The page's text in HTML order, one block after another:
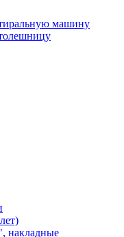
машину
накладные